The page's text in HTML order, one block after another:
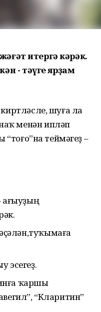
итергә кәрәк.
- тәүге ярҙам
шуға ла
менән ипләп
“тоғо”на теймәгеҙ –
эсегеҙ.
ҡаршы
“Кларитин”